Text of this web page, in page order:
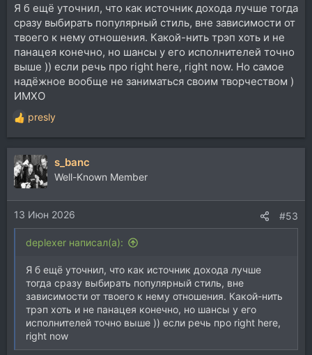
Я б ещё уточнил, что как источник дохода лучше тогда
сразу выбирать популярный стиль, вне зависимости от
твоего к нему отношения. Какой-нить трэп хоть и не
панацея конечно, но шансы у его исполнителей точно
выше )) если речь про right here, right now. Но самое
надёжное вообще не заниматься своим творчеством )
ИМХО
Р
е
а
к
ц
и
и
:
presly
s_banc
Well-Known Member
13 Июн 2026 #53
deplexer написал(а):
Я б ещё уточнил, что как источник дохода лучше
тогда сразу выбирать популярный стиль, вне
зависимости от твоего к нему отношения. Какой-нить
трэп хоть и не панацея конечно, но шансы у его
исполнителей точно выше )) если речь про right here,
right now